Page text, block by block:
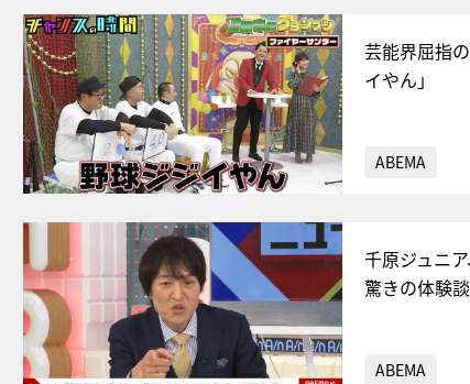
芸能界屈指
イやん」
ABEMA
千原ジュニ
驚きの体験談
ABEMA